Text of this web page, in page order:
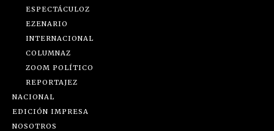
ESPECTÁCULOZ
EZENARIO
INTERNACIONAL
COLUMNAZ
ZOOM POLÍTICO
REPORTAJEZ
NACIONAL
EDICIÓN IMPRESA
NOSOTROS